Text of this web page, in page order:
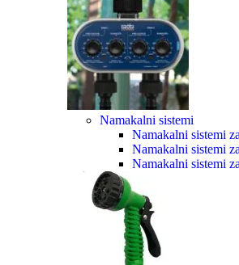
Namakalni sistemi
Namakalni sistemi
Namakalni sistemi
Namakalni sistemi